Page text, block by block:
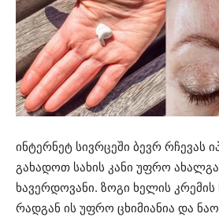
ინტერნეტ სივრცეში ბევრ
გახადოთ სახის კანი უფრო
ხავერდოვანი. ზოგი ხელის კრემის
რადგან ის უფრო ცხიმიანია და